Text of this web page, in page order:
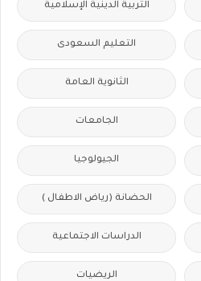
التربية الدينية الإسلامية
التعليم السعودى
الثانوية العامة
الجامعات
الجيولوجيا
الحضانة (رياض الاطفال )
الدراسات الاجتماعية
الريضيات